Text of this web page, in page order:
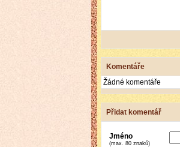
Komentáře
Žádné komentáře
Přidat komentář
Jméno
(max. 80 znaků)